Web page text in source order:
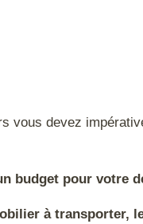
vous devez
budget pour votre
à transporter,